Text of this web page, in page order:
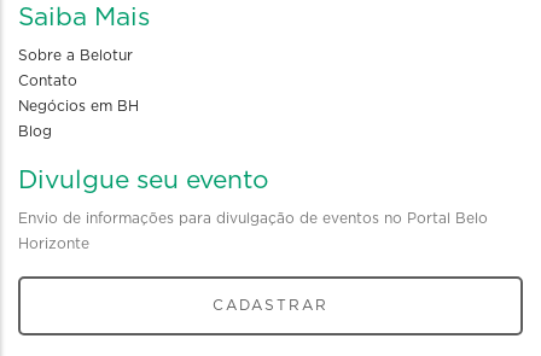
Saiba Mais
Sobre a Belotur
Contato
Negócios em BH
Blog
Divulgue seu evento
Envio de informações para divulgação de eventos no Portal Belo
Horizonte
CADASTRAR